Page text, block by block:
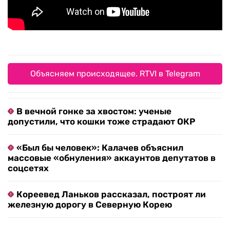
Объясняем происходящее. RTVI в Telegram
В вечной гонке за хвостом: ученые
допустили, что кошки тоже страдают ОКР
«Был бы человек»: Калачев объяснил
массовые «обнуления» аккаунтов депутатов в
соцсетях
Кореевед Ланьков рассказал, построят ли
железную дорогу в Северную Корею